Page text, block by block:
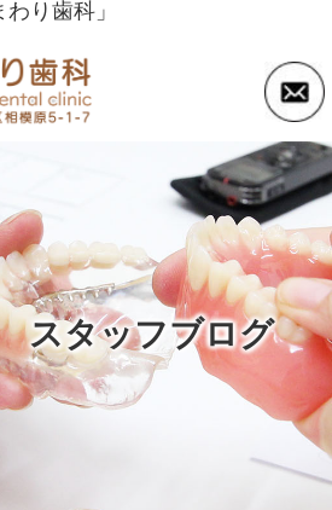
り歯科」
スタッフブログ